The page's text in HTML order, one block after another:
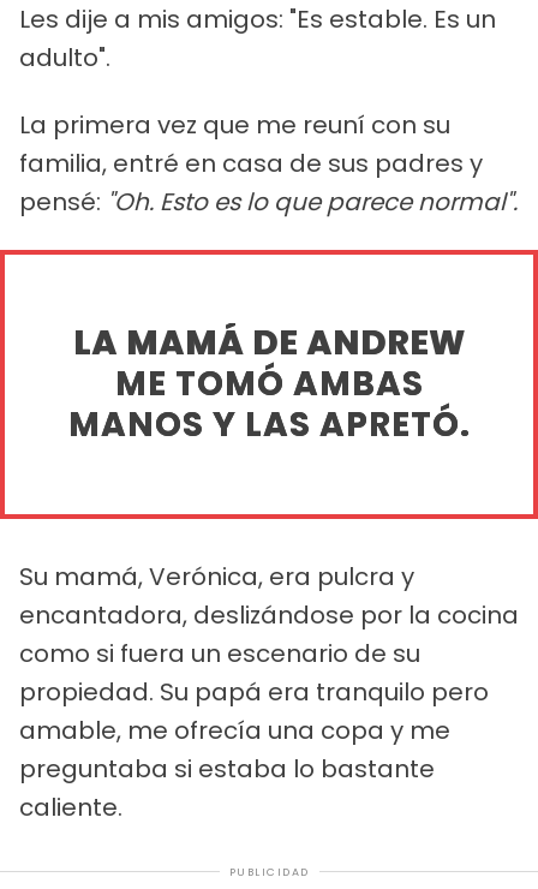
Les dije a mis amigos: "Es estable. Es un
adulto".
La primera vez que me reuní con su
familia, entré en casa de sus padres y
pensé: "Oh. Esto es lo que parece normal".
LA MAMÁ DE ANDREW
ME TOMÓ AMBAS
MANOS Y LAS APRETÓ.
Su mamá, Verónica, era pulcra y
encantadora, deslizándose por la cocina
como si fuera un escenario de su
propiedad. Su papá era tranquilo pero
amable, me ofrecía una copa y me
preguntaba si estaba lo bastante
caliente.
PUBLICIDAD